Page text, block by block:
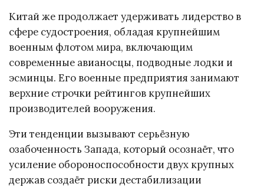
Китай же продолжает удерживать лидерство в
сфере судостроения, обладая крупнейшим
военным флотом мира, включающим
современные авианосцы, подводные лодки и
эсминцы. Его военные предприятия занимают
верхние строчки рейтингов крупнейших
производителей вооружения.
Эти тенденции вызывают серьёзную
озабоченность Запада, который осознаёт, что
усиление обороноспособности двух крупных
держав создаёт риски дестабилизации